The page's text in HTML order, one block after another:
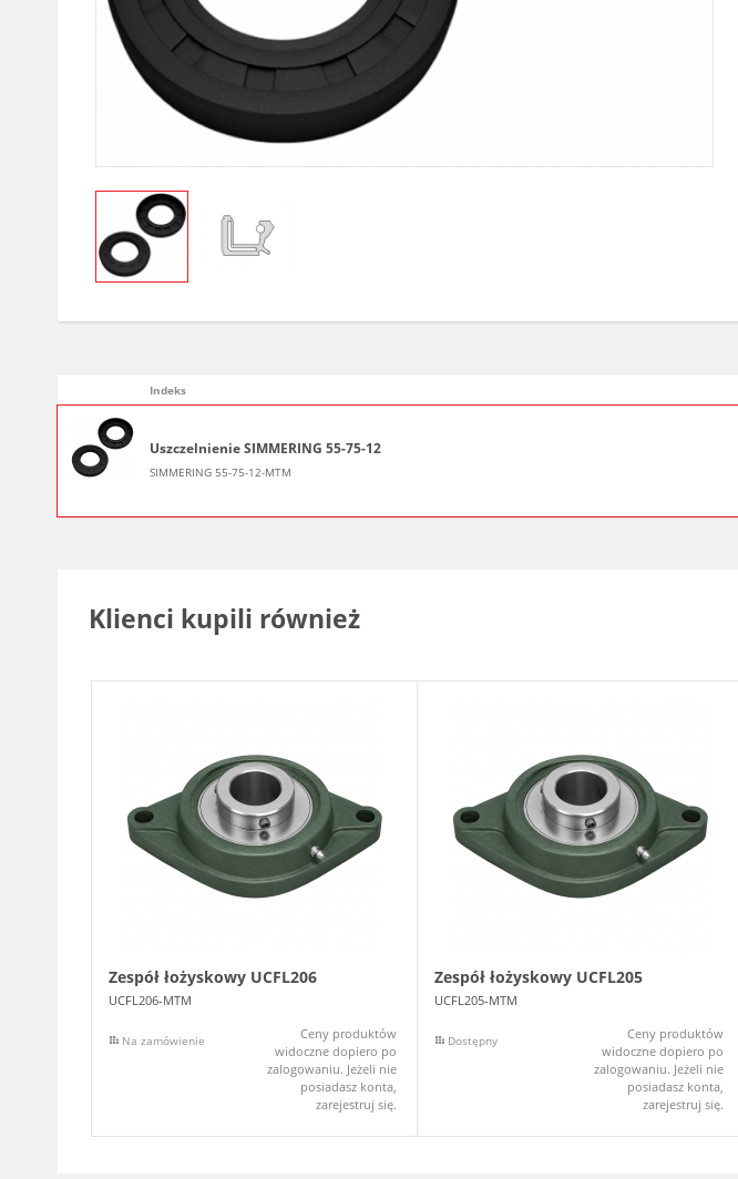
Indeks
Uszczelnienie SIMMERING 55-75-12
SIMMERING 55-75-12-MTM
Klienci kupili również
Zespół łożyskowy UCFL206
UCFL206-MTM
Na zamówienie
Ceny produktów
widoczne dopiero po
zalogowaniu. Jeżeli nie
posiadasz konta,
zarejestruj się.
Zespół łożyskowy UCFL205
UCFL205-MTM
Dostępny
Ceny produktów
widoczne dopiero po
zalogowaniu. Jeżeli nie
posiadasz konta,
zarejestruj się.